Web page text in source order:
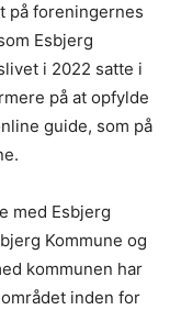
på foreningernes
Esbjerg
i 2022 satte i
på at opfylde
guide, som på
med Esbjerg
Kommune og
kommunen har
inden for